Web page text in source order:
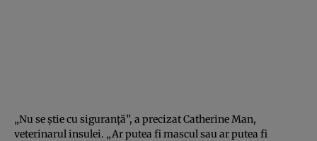
„Nu se ştie cu siguranţă”, a precizat Catherine Man,
veterinarul insulei. „Ar putea fi mascul sau ar putea fi